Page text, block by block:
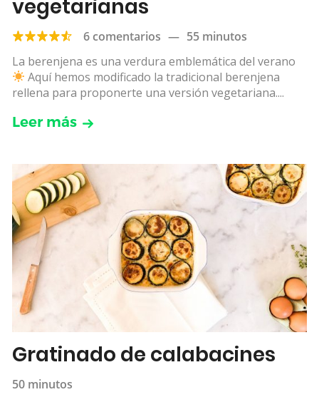
vegetarianas
6 comentarios — 55 minutos
La berenjena es una verdura emblemática del verano
Aquí hemos modificado la tradicional berenjena
rellena para proponerte una versión vegetariana....
Leer más
Gratinado de calabacines
50 minutos